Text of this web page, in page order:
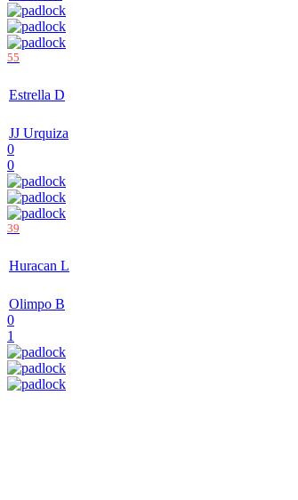
55
Estrella D
JJ Urquiza
0
0
39
Huracan L
Olimpo B
0
1